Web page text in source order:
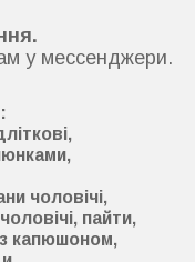
у мессенджери.
чоловічі,
пайти,
з капюшоном,